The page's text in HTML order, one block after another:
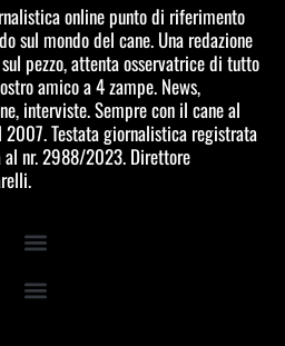
online punto di riferimento
sul mondo del cane. Una redazione
pezzo, attenta osservatrice di tutto
amico a 4 zampe. News,
interviste. Sempre con il cane al
Testata giornalistica registrata
al nr. 2988/2023. Direttore